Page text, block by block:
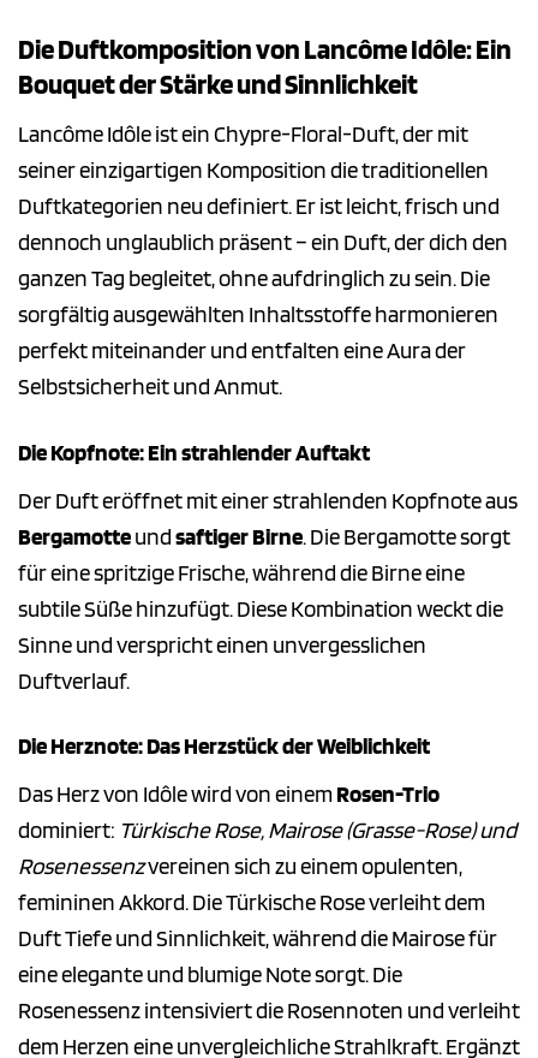
Die Duftkomposition von Lancôme Idôle: Ein
Bouquet der Stärke und Sinnlichkeit
Lancôme Idôle ist ein Chypre-Floral-Duft, der mit
seiner einzigartigen Komposition die traditionellen
Duftkategorien neu definiert. Er ist leicht, frisch und
dennoch unglaublich präsent – ein Duft, der dich den
ganzen Tag begleitet, ohne aufdringlich zu sein. Die
sorgfältig ausgewählten Inhaltsstoffe harmonieren
perfekt miteinander und entfalten eine Aura der
Selbstsicherheit und Anmut.
Die Kopfnote: Ein strahlender Auftakt
Der Duft eröffnet mit einer strahlenden Kopfnote aus
Bergamotteundsaftiger Birne. Die Bergamotte sorgt
für eine spritzige Frische, während die Birne eine
subtile Süße hinzufügt. Diese Kombination weckt die
Sinne und verspricht einen unvergesslichen
Duftverlauf.
Die Herznote: Das Herzstück der Weiblichkeit
Das Herz von Idôle wird von einemRosen-Trio
dominiert: Türkische Rose, Mairose (Grasse-Rose) und
Rosenessenzvereinen sich zu einem opulenten,
femininen Akkord. Die Türkische Rose verleiht dem
Duft Tiefe und Sinnlichkeit, während die Mairose für
eine elegante und blumige Note sorgt. Die
Rosenessenz intensiviert die Rosennoten und verleiht
dem Herzen eine unvergleichliche Strahlkraft. Ergänzt